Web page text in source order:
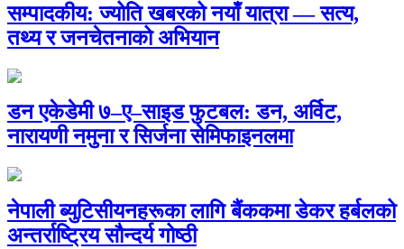
सम्पादकीय: ज्योति खबरको नयाँ यात्रा — सत्य,
तथ्य र जनचेतनाको अभियान
डन एकेडेमी ७–ए–साइड फुटबल: डन, अर्विट,
नारायणी नमुना र सिर्जना सेमिफाइनलमा
नेपाली ब्युटिसीयनहरूका लागि बैंककमा डेकर हर्बलको
अन्तर्राष्ट्रिय सौन्दर्य गोष्ठी